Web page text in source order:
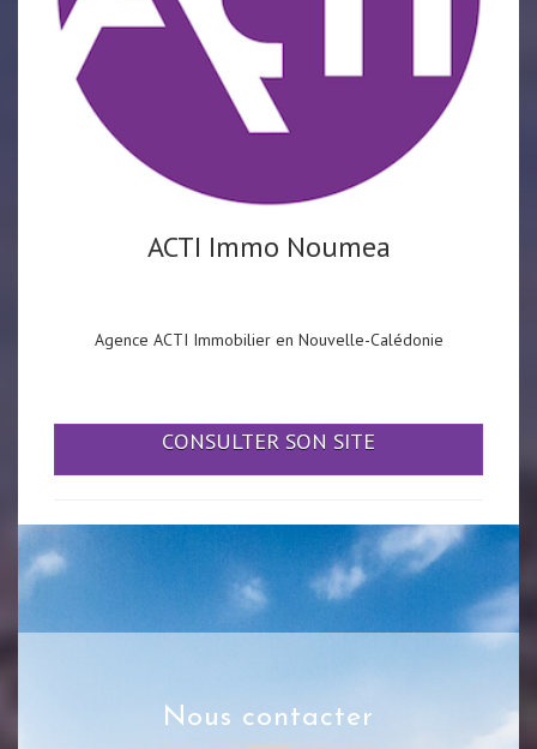
ACTI Immo Noumea
Agence ACTI Immobilier en Nouvelle-Calédonie
CONSULTER SON SITE
nous contacter